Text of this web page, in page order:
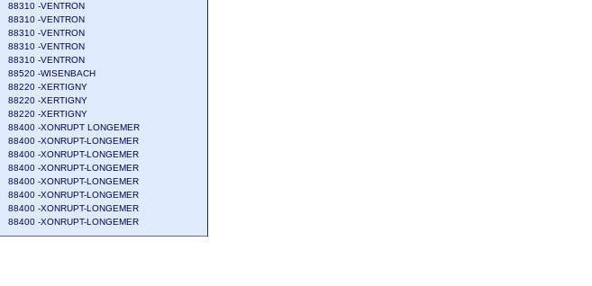
88310 -VENTRON
88310 -VENTRON
88310 -VENTRON
88310 -VENTRON
88310 -VENTRON
88520 -WISENBACH
88220 -XERTIGNY
88220 -XERTIGNY
88220 -XERTIGNY
88400 -XONRUPT LONGEMER
88400 -XONRUPT-LONGEMER
88400 -XONRUPT-LONGEMER
88400 -XONRUPT-LONGEMER
88400 -XONRUPT-LONGEMER
88400 -XONRUPT-LONGEMER
88400 -XONRUPT-LONGEMER
88400 -XONRUPT-LONGEMER